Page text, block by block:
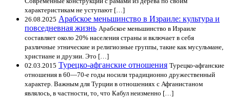
характеристикам не уступают […]
26.08.2025 Арабское меньшинство в Израиле: культура и
повседневная жизнь Арабское меньшинство в Израиле
составляет около 20% населения страны и включает в себя
различные этнические и религиозные группы, такие как мусульмане,
христиане и друзии. Это […]
02.03.2015 Турецко-афганские отношения Турецко-афганские
отношения в 60—70-е годы носили традиционно дружественный
характер. Важным для Турции в отношениях с Афганистаном
являлось, в частности, то, что Кабул неизменно […]